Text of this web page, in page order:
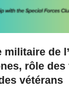
militaire de
rôle des
vétérans